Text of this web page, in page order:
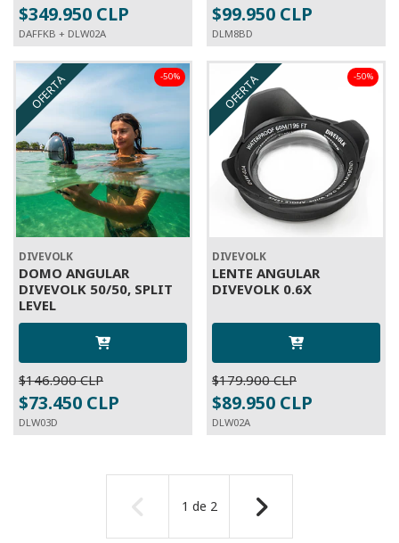
$349.950 CLP
DAFFKB + DLW02A
$99.950 CLP
DLM8BD
OFERTA -50%
DIVEVOLK
DOMO ANGULAR
DIVEVOLK 50/50, SPLIT
LEVEL
$146.900 CLP
$73.450 CLP
DLW03D
OFERTA -50%
DIVEVOLK
LENTE ANGULAR
DIVEVOLK 0.6X
$179.900 CLP
$89.950 CLP
DLW02A
1 de 2